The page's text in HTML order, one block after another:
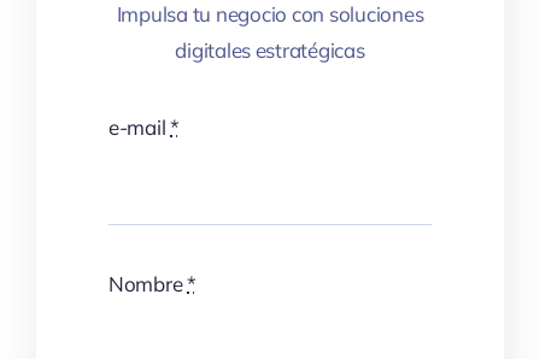
Impulsa tu negocio con soluciones
digitales estratégicas
e-mail*
Nombre*